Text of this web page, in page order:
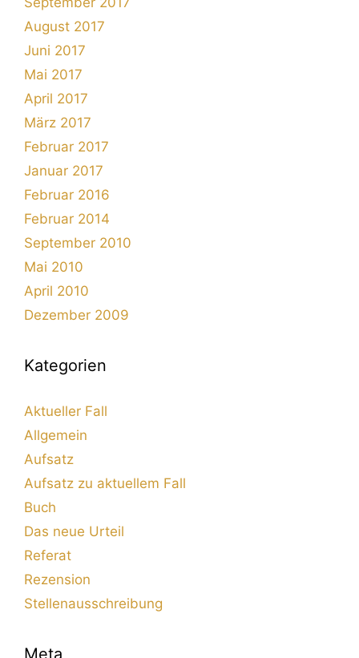
August 2017
Juni 2017
Mai 2017
April 2017
März 2017
Februar 2017
Januar 2017
Februar 2016
Februar 2014
September 2010
Mai 2010
April 2010
Dezember 2009
Kategorien
Aktueller Fall
Allgemein
Aufsatz
Aufsatz zu aktuellem Fall
Buch
Das neue Urteil
Referat
Rezension
Stellenausschreibung